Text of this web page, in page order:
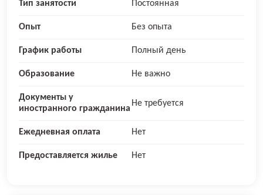
Тип занятости Постоянная
Опыт Без опыта
График работы Полный день
Образование Не важно
Документы у
иностранного гражданина
Не требуется
Ежедневная оплата Нет
Предоставляется жилье Нет